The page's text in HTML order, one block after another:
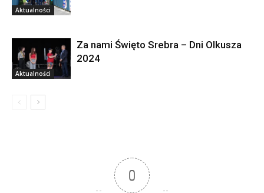
Aktualności
Aktualności
Za nami Święto Srebra – Dni Olkusza
2024
0